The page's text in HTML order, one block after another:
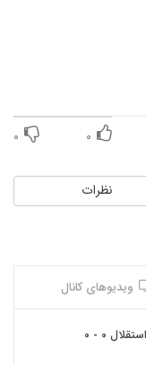
۰ ۰
نظرات
ویدیوهای کانال
خلاصه بازی ؛ استقلال ۰ - ۰